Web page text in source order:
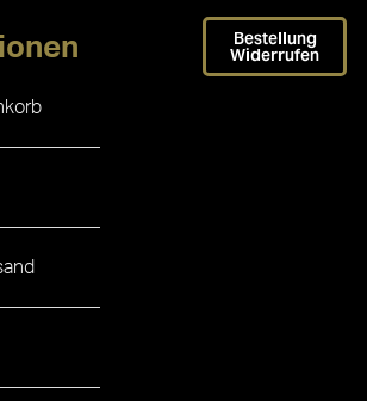
Bestellung
Widerrufen